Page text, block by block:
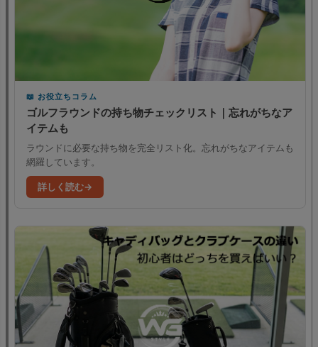
お役立ちコラム
ゴルフラウンドの持ち物チェックリスト｜忘れがちなア
イテムも
ラウンドに必要な持ち物を完全リスト化。忘れがちなアイテムも
網羅しています。
詳しく読む